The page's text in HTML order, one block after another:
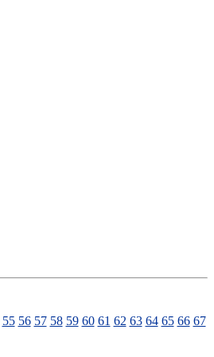
55 56 57 58 59 60 61 62 63 64 65 66 67